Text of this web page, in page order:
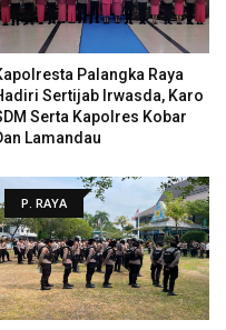
Palangka Raya
Sertijab Irwasda, Karo
Serta Kapolres Kobar
Lamandau
P. RAYA